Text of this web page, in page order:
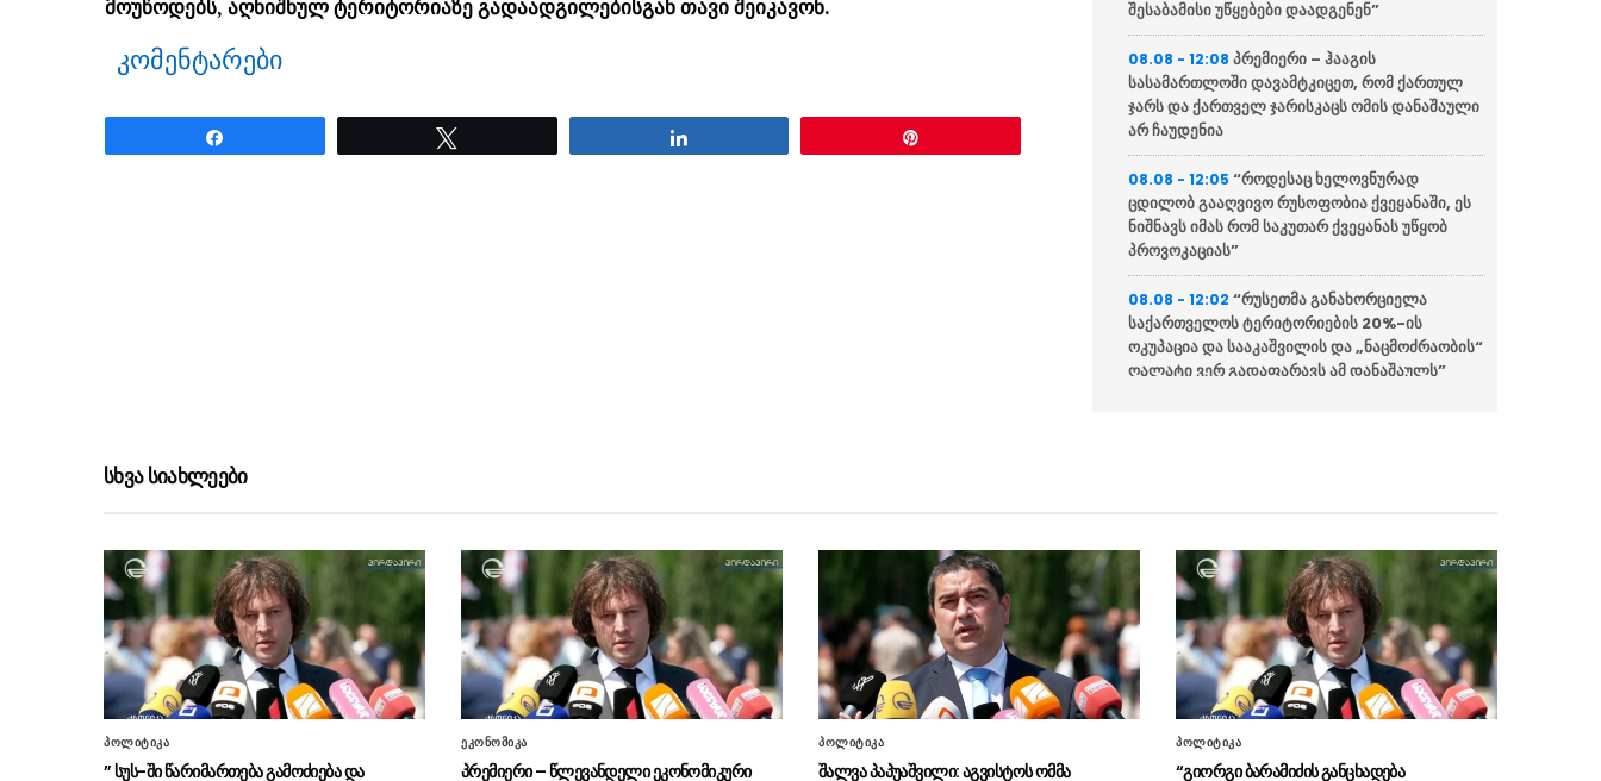
მოუწოდებს, აღნიშნულ ტერიტორიაზე გადაადგილებისგან თავი შეიკავონ.
კომენტარები
შესაბამისი უწყებები დაადგენენ”
08.08 - 12:08პრემიერი – ჰააგის
სასამართლოში დავამტკიცეთ, რომ ქართულ
ჯარს და ქართველ ჯარისკაცს ომის დანაშაული
არ ჩაუდენია
08.08 - 12:05“როდესაც ხელოვნურად
ცდილობ გააღვივო რუსოფობია ქვეყანაში, ეს
ნიშნავს იმას რომ საკუთარ ქვეყანას უწყობ
პროვოკაციას”
08.08 - 12:02“რუსეთმა განახორციელა
საქართველოს ტერიტორიების 20%-ის
ოკუპაცია და სააკაშვილის და „ნაცმოძრაობის“
ღალატი ვერ გადაფარავს ამ დანაშაულს”
08.08 - 11:54 “ევროსაბჭოს რეზოლუციაში
წერია, რომ კონფლიქტი ფართომასშტაბიანი
საომარი მოქმედებების ფაზაში გადავიდა
სააკაშვილის რეჟიმის მიერ ცხინვალის
დაბომბვის შემდეგ”
08.08 - 11:52შალვა პაპუაშვილის კომენტარი
(ვიდეო)
სხვა სიახლეები
პოლიტიკა
” სუს-ში წარიმართება გამოძიება და
ეკონომიკა
პრემიერი – წლევანდელი ეკონომიკური
პოლიტიკა
შალვა პაპუაშვილი: აგვისტოს ომმა
პოლიტიკა
“გიორგი ბარამიძის განცხადება